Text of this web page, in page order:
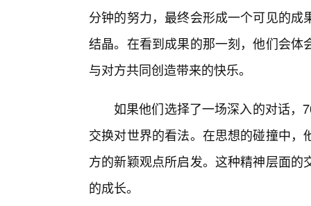
分钟的努力，最终会形成一个可见的
结晶。在看到成果的那一刻，他们会
与对方共同创造带来的快乐。
如果他们选择了一场深入的对话，
交换对世界的看法。在思想的碰撞中
方的新颖观点所启发。这种精神层面
的成长。